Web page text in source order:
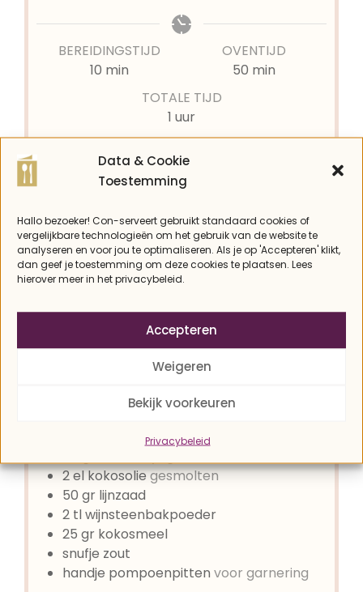
Data & Cookie
Toestemming
Hallo bezoeker! Con-serveert gebruikt standaard cookies of
vergelijkbare technologieën om het gebruik van de website te
analyseren en voor jou te optimaliseren. Als je op 'Accepteren' klikt,
dan geef je toestemming om deze cookies te plaatsen. Lees
hierover meer in het privacybeleid.
Accepteren
Weigeren
Bekijk voorkeuren
Privacybeleid
BEREIDINGSTIJD
10minuten
min
OVENTIJD
50 minuten
min
TOTALE TIJD
1 uur
uur
GANG
PORTIES
12sneetjes
KOOLHYDRATEN
2 kh
2elkokosoliegesmolten
50 gr lijnzaad
2 tlwijnsteenbakpoeder
25 gr kokosmeel
snufje zout
handje pompoenpitten voor garnering